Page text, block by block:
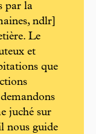
par la
ndlr]
Le
et
que
juché sur
nous guide